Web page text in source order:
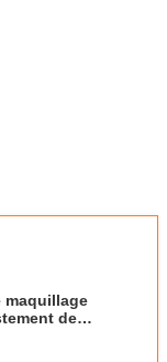
maquillage
de